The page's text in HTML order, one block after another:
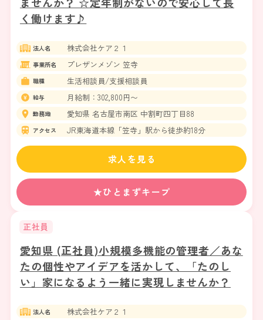
く働けます♪
法人名 株式会社ケア２１
事業所名 プレザンメゾン 笠寺
職種 生活相談員/支援相談員
給与 月給制：302,800円〜
勤務地 愛知県 名古屋市南区 中割町四丁目88
アクセス JR東海道本線「笠寺」駅から徒歩約18分
★ひとまずキープ
求人を見る
正社員
愛知県 (正社員)小規模多機能の管理者／あな
たの個性やアイデアを活かして、「たのし
い」家になるよう一緒に実現しませんか？
法人名 株式会社ケア２１